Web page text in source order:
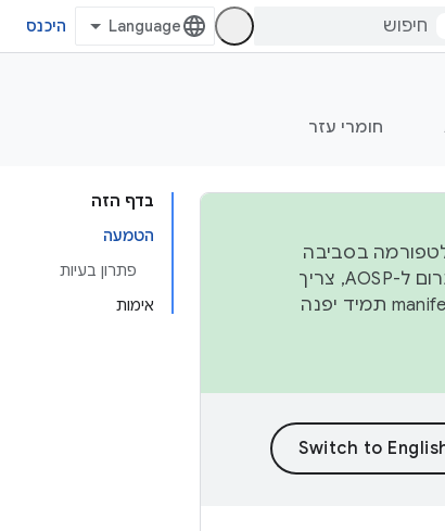
היכנס
חומרי עזר
בדף הזה
הטמעה
פתרון בעיות
אימות
הפלטפורמה בסביבה
העסקית, נפרסם קוד מקור ב-AOSP ברבעון השני וברבעון הרביעי. כדי ליצור ולתרום ל-AOSP, צריך
manifest תמיד יפנה